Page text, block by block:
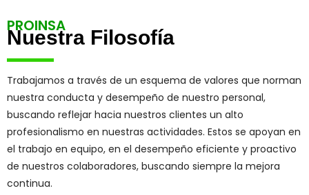
PROINSA
Nuestra Filosofía
Trabajamos a través de un esquema de valores que norman
nuestra conducta y desempeño de nuestro personal,
buscando reflejar hacia nuestros clientes un alto
profesionalismo en nuestras actividades. Estos se apoyan en
el trabajo en equipo, en el desempeño eficiente y proactivo
de nuestros colaboradores, buscando siempre la mejora
continua.